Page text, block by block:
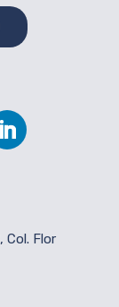
Col. Flor